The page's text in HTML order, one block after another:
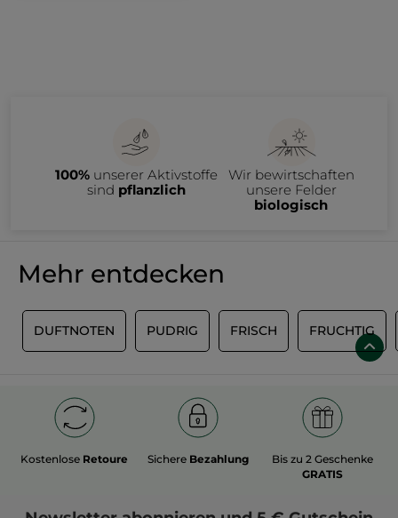
100%unserer Aktivstoffe
sind pflanzlich
Wir bewirtschaften
unsere Felder
biologisch
Mehr entdecken
DUFTNOTEN PUDRIG FRISCH FRUCHTIG
Kostenlose Retoure Sichere Bezahlung
Bis zu 2 Geschenke
GRATIS